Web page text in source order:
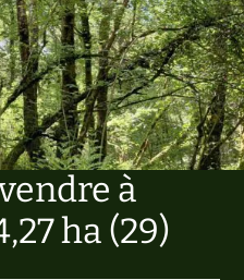
à
ha (29)